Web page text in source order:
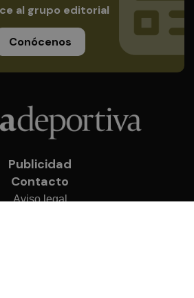
al grupo editorial
Conócenos
Publicidad
Contacto
Aviso legal